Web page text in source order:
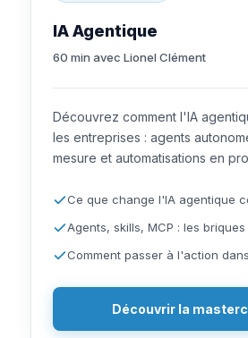
IA Agentique
60 min avec Lionel Clément
Découvrez comment l'IA
les entreprises : agents
mesure et automatisations en
Ce que change l'IA agentique
Agents, skills, MCP : les
Comment passer à l'action
Découvrir la